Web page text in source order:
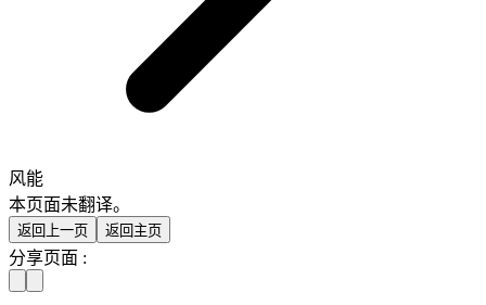
风能
本页面未翻译。
返回上一页 返回主页
分享页面 :